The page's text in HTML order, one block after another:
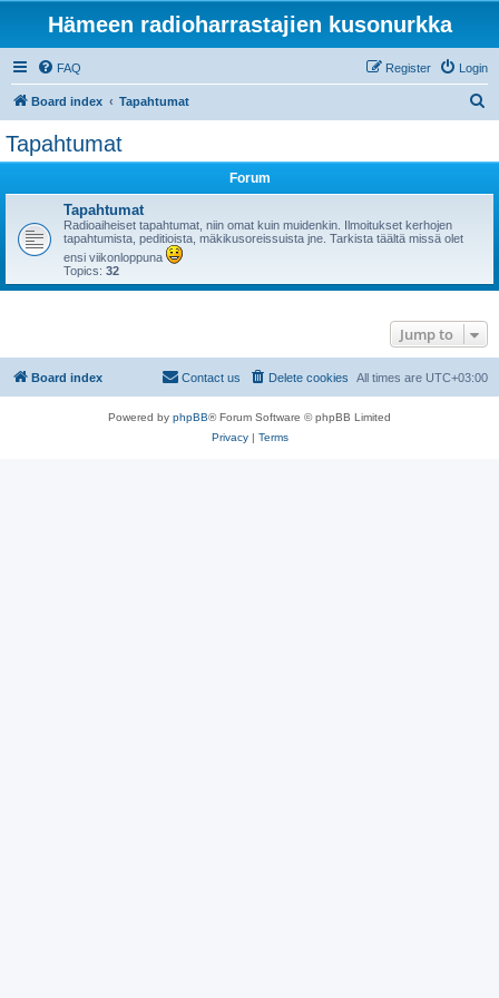
Hämeen radioharrastajien kusonurkka
FAQ Login
Register
Board index Tapahtumat
Tapahtumat
Forum
Tapahtumat
Radioaiheiset tapahtumat, niin omat kuin muidenkin. Ilmoitukset kerhojen
tapahtumista, peditioista, mäkikusoreissuista jne. Tarkista täältä missä olet
ensi viikonloppuna
Topics: 32
Jump to
Board index All times are UTC+03:00
Delete cookies
Contact us
Powered by phpBB® Forum Software © phpBB Limited
Privacy| Terms